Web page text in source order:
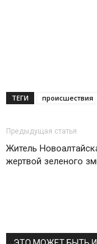
ТЕГИ происшествия
Предыдущая статья
Житель
жертвой зеленого